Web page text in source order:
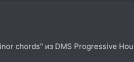
chords" из DMS Progressive